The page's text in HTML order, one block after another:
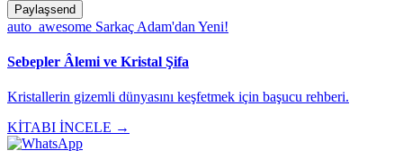
Paylaşsend
auto_awesome Sarkaç Adam'dan Yeni!
Sebepler Âlemi ve Kristal Şifa
Kristallerin gizemli dünyasını keşfetmek için başucu rehberi.
KİTABI İNCELE →